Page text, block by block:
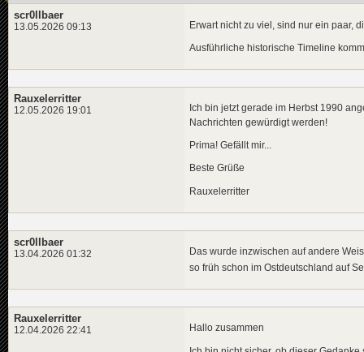
scr0llbaer
13.05.2026 09:13 Erwart nicht zu viel, sind nur ein paar,
Ausführliche historische Timeline
Rauxelerritter
12.05.2026 19:01
Ich bin jetzt gerade im Herbst 1990
Nachrichten gewürdigt werden!
Prima! Gefällt mir...
Beste Grüße
Rauxelerritter
scr0llbaer
13.04.2026 01:32
Das wurde inzwischen auf andere
so früh schon im Ostdeutschland auf
Rauxelerritter
12.04.2026 22:41 Hallo zusammen